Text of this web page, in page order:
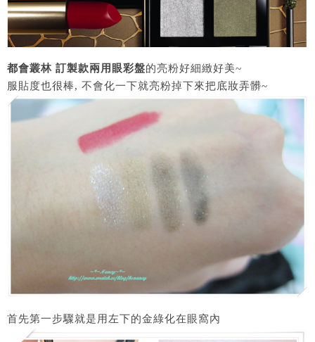
都會叢林 訂製款兩用眼彩盤的亮粉好細緻好美~
服貼度也很棒, 不會化一下就亮粉掉下來把底妝弄髒~
首先第一步驟就是用左下的金綠化在眼窩內